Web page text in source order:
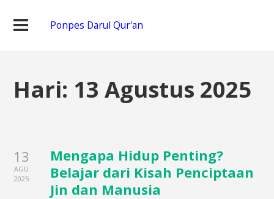
Ponpes Darul Qur'an
Hari: 13 Agustus 2025
13
AGU
2025
Mengapa Hidup Penting?
Belajar dari Kisah Penciptaan
Jin dan Manusia